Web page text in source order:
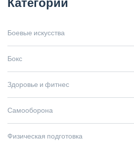
Боевые искусства
Бокс
Здоровье и фитнес
Самооборона
Физическая подготовка